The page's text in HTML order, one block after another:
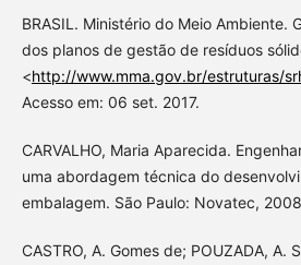
BRASIL. Ministério do Meio Ambiente.
dos planos de gestão de resíduos
<http://www.mma.gov.br/estruturas/
Acesso em: 06 set. 2017.
CARVALHO, Maria Aparecida.
uma abordagem técnica do
embalagem. São Paulo: Novatec,
CASTRO, A. Gomes de; POUZADA, A.